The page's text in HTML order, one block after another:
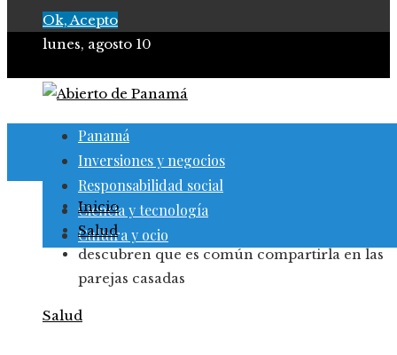
Ok, Acepto
lunes, agosto 10
Panamá
Inversiones y negocios
Responsabilidad social
Ciencia y tecnología
Cultura y ocio
Inicio
Salud
descubren que es común compartirla en las
parejas casadas
Salud